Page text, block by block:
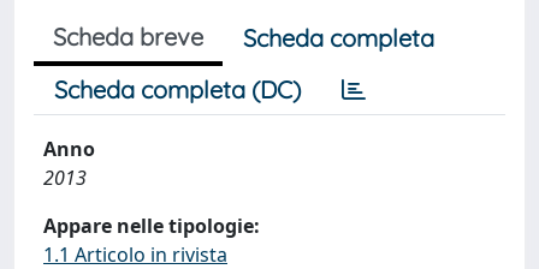
Scheda breve
Scheda completa
Scheda completa (DC)
Anno
2013
Appare nelle tipologie:
1.1 Articolo in rivista